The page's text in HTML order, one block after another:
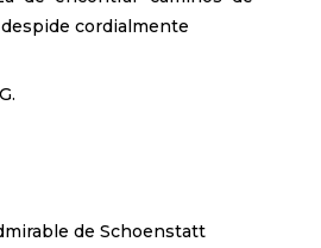
cordialmente
de Schoenstatt